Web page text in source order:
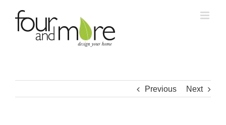
content
Previous Next